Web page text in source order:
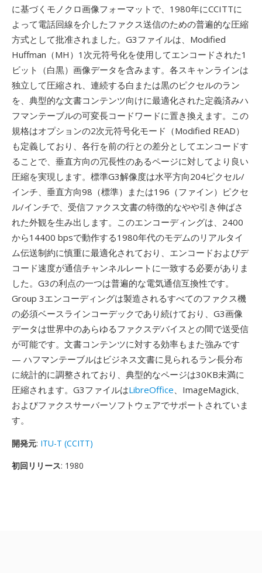
に基づくモノクロ画像フォーマットで、1980年にCCITTに
よって電話回線を介したファクス送信のための普遍的な圧縮
方式として批准されました。G3ファイルは、Modified
Huffman（MH）1次元符号化を使用してエンコードされた1
ビット（白黒）画像データを含みます。各スキャンラインは
独立して圧縮され、連続する白または黒のピクセルのラン
を、典型的な文書コンテンツ向けに最適化された定義済みハ
フマンテーブルの可変長コードワードに置き換えます。この
規格はオプションの2次元符号化モード（Modified READ）
も定義しており、各行を前の行との差分としてエンコードす
ることで、垂直方向の冗長性のあるページに対してより良い
圧縮を実現します。標準G3解像度は水平方向204ピクセル/
インチ、垂直方向98（標準）または196（ファイン）ピクセ
ル/インチで、受信ファクス文書の特徴的なやや引き伸ばさ
れた外観を生み出します。このエンコーディングは、2400
から14400 bpsで動作する1980年代のモデムのリアルタイ
ム伝送制約に慎重に最適化されており、エンコードおよびデ
コード速度が通信チャンネルレートに一致する必要がありま
した。G3の利点の一つは普遍的な電気通信互換性です。
Group 3エンコーディングは製造されるすべてのファクス機
の必須ベースラインコーデックであり続けており、G3画像
データは世界中のあらゆるファクスデバイスとの間で送受信
が可能です。文書コンテンツに対する効率もまた強みです
— ハフマンテーブルはビジネス文書に見られるラン長分布
に統計的に調整されており、典型的なページは30KB未満に
圧縮されます。G3ファイルはLibreOffice、ImageMagick、
およびファクスサーバーソフトウェアでサポートされていま
す。
開発元: ITU-T (CCITT)
初回リリース: 1980